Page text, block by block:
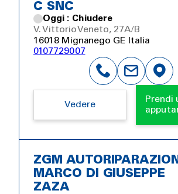
C SNC
Oggi : Chiudere
V. Vittorio Veneto, 27A/B
16018 Mignanego GE Italia
0107729007
Vedere
Prendi
ZGM
MARCO DI GIUSEPPE
ZAZA